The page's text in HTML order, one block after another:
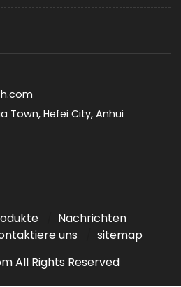
Town, Hefei City, Anhui
Nachrichten
uns
sitemap
All Rights Reserved